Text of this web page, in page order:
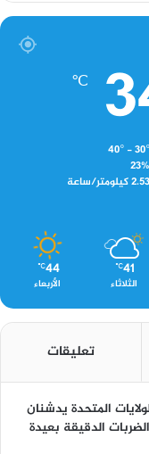
℃
23%
2.53 كيلومتر/ساعة
41
℃
الثلاثاء
44
℃
الأربعاء
تعليقات
المتحدة يدشنان
الدقيقة بعيدة